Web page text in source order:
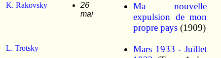
K. Rakovsky
26
mai
Ma nouvelle
expulsion de mon
propre pays(1909)
L. Trotsky
Mars 1933 - Juillet